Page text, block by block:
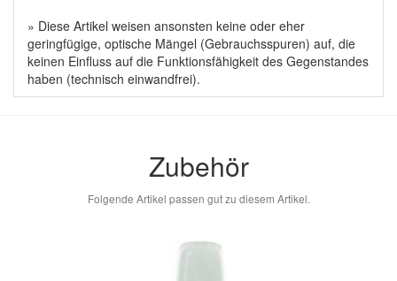
» Diese Artikel weisen ansonsten keine oder eher
geringfügige, optische Mängel (Gebrauchsspuren) auf, die
keinen Einfluss auf die Funktionsfähigkeit des Gegenstandes
haben (technisch einwandfrei).
Zubehör
Folgende Artikel passen gut zu diesem Artikel.